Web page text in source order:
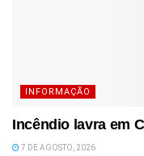
INFORMAÇÃO
Incêndio lavra em
7 DE AGOSTO, 2026